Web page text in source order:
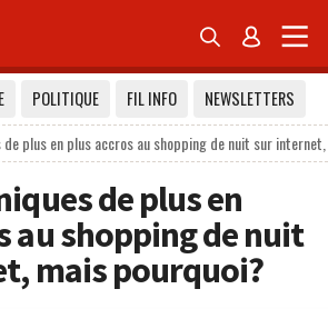
 
POLITIQUE FIL INFO
NEWSLETTERS
plus en plus accros au shopping de nuit sur
de plus en
au shopping de nuit
mais pourquoi?